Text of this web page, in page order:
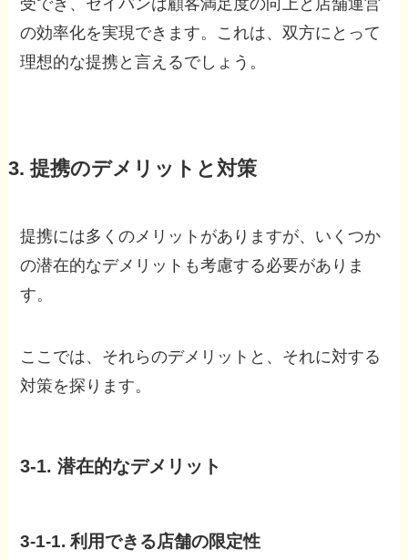
の効率化を実現できます。これは、双方にとって
理想的な提携と言えるでしょう。
3. 提携のデメリットと対策
提携には多くのメリットがありますが、いくつか
の潜在的なデメリットも考慮する必要がありま
す。
ここでは、それらのデメリットと、それに対する
対策を探ります。
3-1. 潜在的なデメリット
3-1-1. 利用できる店舗の限定性